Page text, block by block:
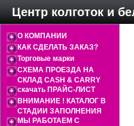
Центр колготок и
О КОМПАНИИ
КАК СДЕЛАТЬ ЗАКАЗ?
Торговые марки
СХЕМА ПРОЕЗДА НА
СКЛАД CASH & CARRY
скачать ПРАЙС-ЛИСТ
ВНИМАНИЕ ! КАТАЛОГ В
СТАДИИ ЗАПОЛНЕНИЯ
МЫ РАБОТАЕМ С